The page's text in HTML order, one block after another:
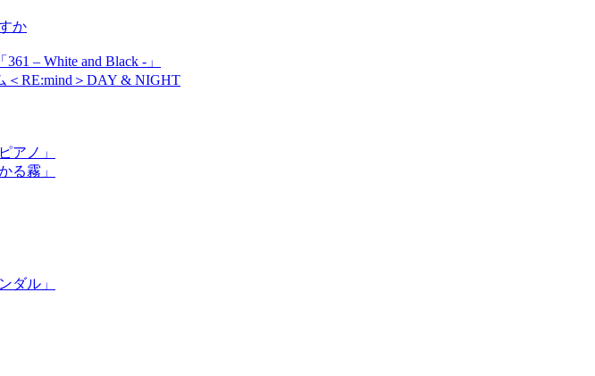
か
– White and Black -」
＜RE:mind＞DAY & NIGHT
アノ」
る霧」
ダル」